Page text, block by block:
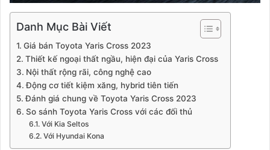
Danh Mục Bài Viết
Giá bán Toyota Yaris Cross 2023
Thiết kế ngoại thất ngầu, hiện đại của Yaris Cross
Nội thất rộng rãi, công nghệ cao
Động cơ tiết kiệm xăng, hybrid tiên tiến
Đánh giá chung về Toyota Yaris Cross 2023
So sánh Toyota Yaris Cross với các đối thủ
Với Kia Seltos
Với Hyundai Kona